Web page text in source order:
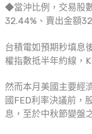
◆當沖比例，交易股
32.44%、賣出金額
台積電如預期秒填息
權指數抵半年約線，
然而本月美國主要經
國FED利率決議前，
息，至於中秋節變盤